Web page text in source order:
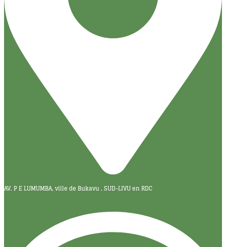
AV. P E LUMUMBA, ville de Bukavu , SUD-LIVU en RDC